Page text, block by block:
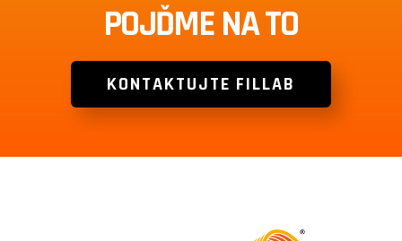
POJĎME NA TO
KONTAKTUJTE FILLAB